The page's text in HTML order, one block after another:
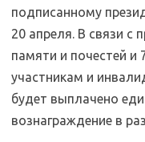
подписанному
20 апреля. В связи с
памяти и почестей
участникам и
будет выплачено
вознаграждение в